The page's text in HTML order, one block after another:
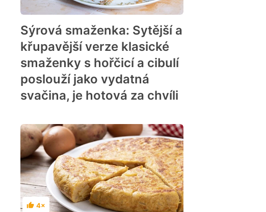
Sýrová smaženka: Sytější a
křupavější verze klasické
smaženky s hořčicí a cibulí
poslouží jako vydatná
svačina, je hotová za chvíli
Hodnocení
4×